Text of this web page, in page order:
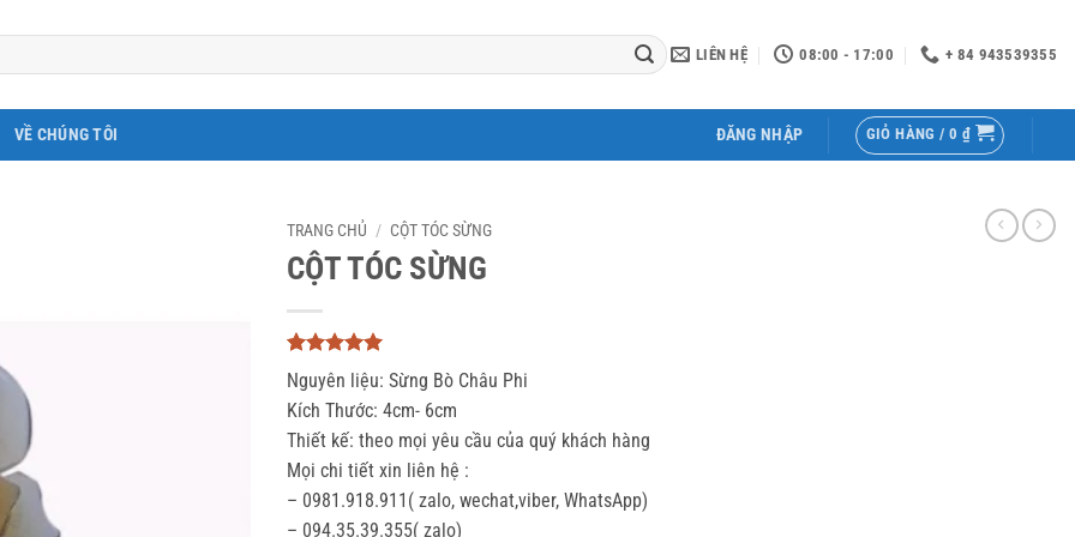
LIÊN HỆ 08:00 - 17:00 + 84 943539355
VỀ CHÚNG TÔI ĐĂNG NHẬP GIỎ HÀNG / 0 ₫
TRANG CHỦ / CỘT TÓC SỪNG
CỘT TÓC SỪNG
5trên 5
dựa trên
3
đánh giá
Nguyên liệu: Sừng Bò Châu Phi
Kích Thước: 4cm- 6cm
Thiết kế: theo mọi yêu cầu của quý khách hàng
Mọi chi tiết xin liên hệ :
– 0981.918.911( zalo, wechat,viber, WhatsApp)
– 094.35.39.355( zalo)